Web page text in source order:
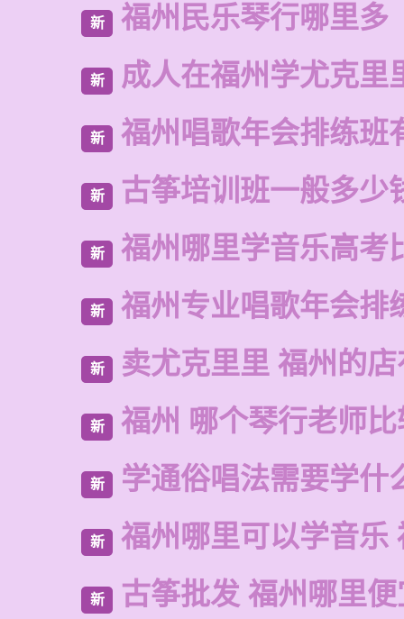
新 福州民乐琴行哪里多
新 成人在福州学尤克里
新 福州唱歌年会排练班
新 古筝培训班一般多少
新 福州哪里学音乐高考
新 福州专业唱歌年会排
新 卖尤克里里 福州的
新 福州 哪个琴行老师
新 学通俗唱法需要学什
新 福州哪里可以学音乐
新 古筝批发 福州哪里